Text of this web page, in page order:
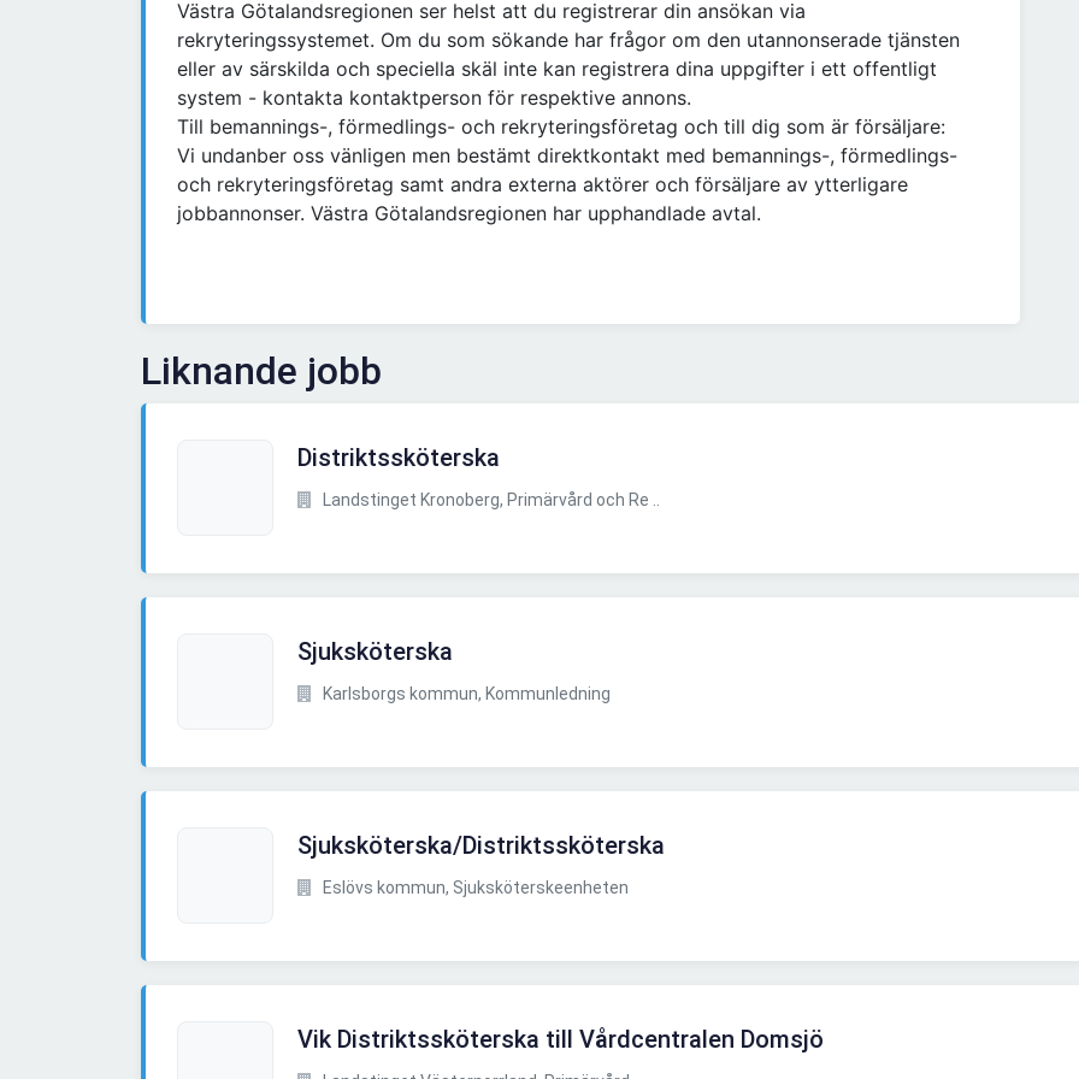
Västra Götalandsregionen ser helst att du registrerar din ansökan via
rekryteringssystemet. Om du som sökande har frågor om den utannonserade tjänsten
eller av särskilda och speciella skäl inte kan registrera dina uppgifter i ett offentligt
system - kontakta kontaktperson för respektive annons.
Till bemannings-, förmedlings- och rekryteringsföretag och till dig som är försäljare:
Vi undanber oss vänligen men bestämt direktkontakt med bemannings-, förmedlings-
och rekryteringsföretag samt andra externa aktörer och försäljare av ytterligare
jobbannonser. Västra Götalandsregionen har upphandlade avtal.
Liknande jobb
Distriktssköterska
Landstinget Kronoberg, Primärvård och Re ..
Sjuksköterska
Karlsborgs kommun, Kommunledning
Sjuksköterska/Distriktssköterska
Eslövs kommun, Sjuksköterskeenheten
Vik Distriktssköterska till Vårdcentralen Domsjö